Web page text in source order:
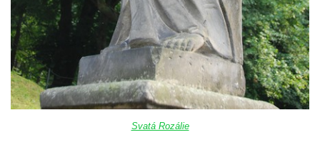
Svatá Rozálie